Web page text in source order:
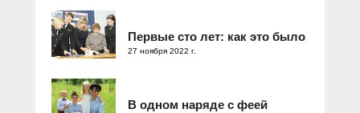
Первые сто лет: как это было
27 ноября 2022 г.
В одном наряде с феей